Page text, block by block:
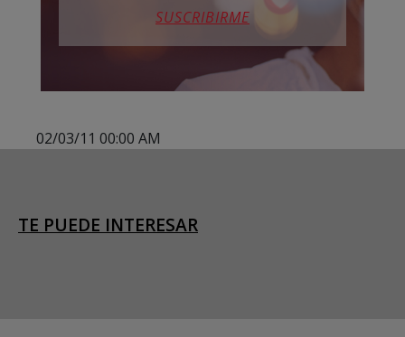
SUSCRIBIRME
02/03/11 00:00 AM
TE PUEDE INTERESAR